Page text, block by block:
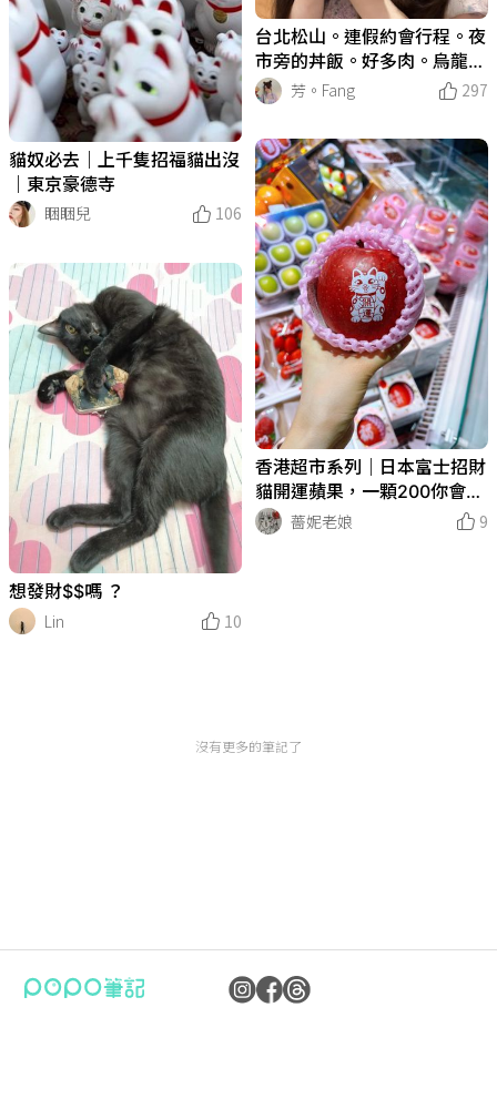
貓奴必去｜上千隻招福貓出沒
｜東京豪德寺
睏睏兒
106
台北松山。連假約會行程。夜
市旁的丼飯。好多肉。烏龍
麵。烤布蕾。味噌湯喝到飽
芳。Fang 297
香港超市系列｜日本富士招財
貓開運蘋果，一顆200你會買
嗎😂薔妮老娘 9
想發財$$嗎 ？
Lin
10
沒有更多的筆記了